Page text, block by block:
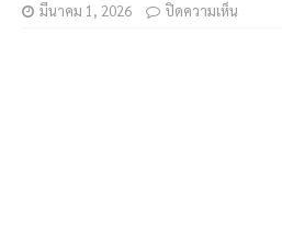
มีนาคม 1, 2026 ปิดความเห็น